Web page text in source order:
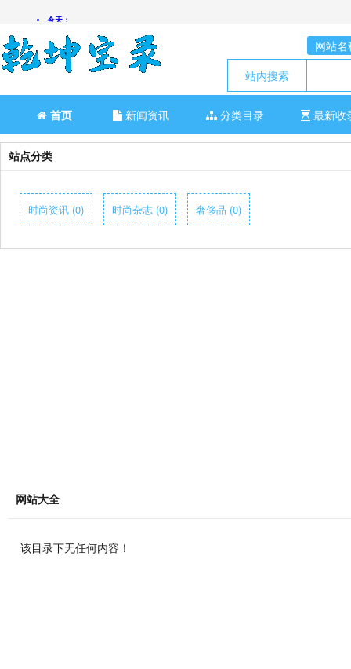
网站名
站内搜索
首页 新闻资讯 分类目录 最新收
站点分类
时尚资讯 (0) 时尚杂志 (0) 奢侈品 (0)
网站大全
该目录下无任何内容！